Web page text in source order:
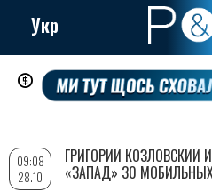
Перейти
содержанию
Укр
09:08
28.10
ГРИГОРИЙ КОЗЛОВСКИЙ
«ЗАПАД» 30